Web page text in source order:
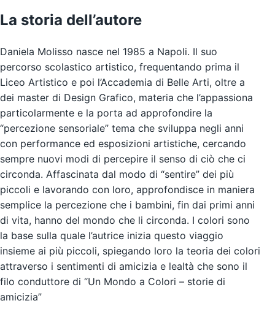
La storia dell’autore
Daniela Molisso nasce nel 1985 a Napoli. Il suo
percorso scolastico artistico, frequentando prima il
Liceo Artistico e poi l’Accademia di Belle Arti, oltre a
dei master di Design Grafico, materia che l’appassiona
particolarmente e la porta ad approfondire la
“percezione sensoriale” tema che sviluppa negli anni
con performance ed esposizioni artistiche, cercando
sempre nuovi modi di percepire il senso di ciò che ci
circonda. Affascinata dal modo di “sentire” dei più
piccoli e lavorando con loro, approfondisce in maniera
semplice la percezione che i bambini, fin dai primi anni
di vita, hanno del mondo che li circonda. I colori sono
la base sulla quale l’autrice inizia questo viaggio
insieme ai più piccoli, spiegando loro la teoria dei colori
attraverso i sentimenti di amicizia e lealtà che sono il
filo conduttore di “Un Mondo a Colori – storie di
amicizia”